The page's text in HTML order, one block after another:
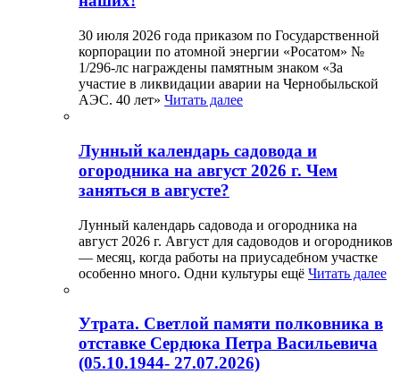
30 июля 2026 года приказом по Государственной
корпорации по атомной энергии «Росатом» №
1/296-лс награждены памятным знаком «За
участие в ликвидации аварии на Чернобыльской
АЭС. 40 лет» Читать далее
Лунный календарь садовода и
огородника на август 2026 г. Чем
заняться в августе?
Лунный календарь садовода и огородника на
август 2026 г. Август для садоводов и огородников
— месяц, когда работы на приусадебном участке
особенно много. Одни культуры ещё Читать далее
Утрата. Светлой памяти полковника в
отставке Сердюка Петра Васильевича
(05.10.1944- 27.07.2026)